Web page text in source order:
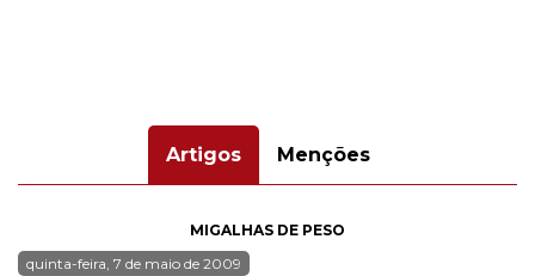
Artigos Menções
MIGALHAS DE PESO
quinta-feira, 7 de maio de 2009